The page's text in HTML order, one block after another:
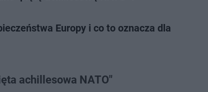
Europy i co to oznacza dla
achillesowa NATO"